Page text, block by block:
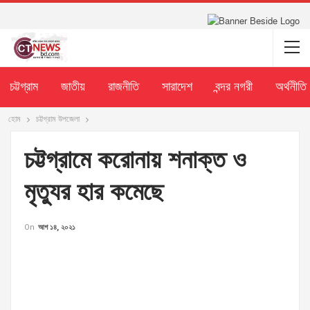
চট্টগ্রাম জাতীয় রাজনীতি সারাদেশ বন্দর নগরী অর্থনীতি
হোম চট্টগ্রাম উপজেলা
চট্টগ্রামে করোনায় শনাক্ত ও
মৃত্যুর হার কমেছে
On আগ ১৪, ২০২১